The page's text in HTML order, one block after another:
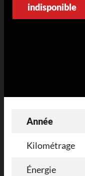
indisponible
Année
Kilométrage
Énergie